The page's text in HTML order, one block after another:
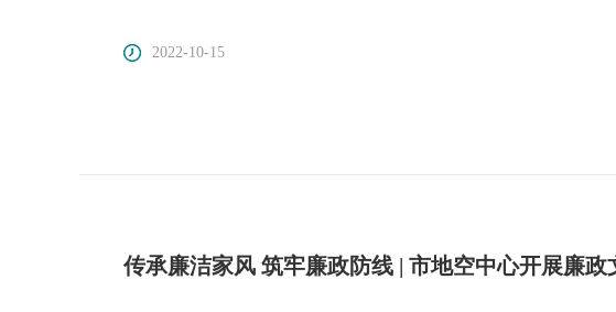
2022-10-15
传承廉洁家风 筑牢廉政防线 | 市地空中心开展廉政